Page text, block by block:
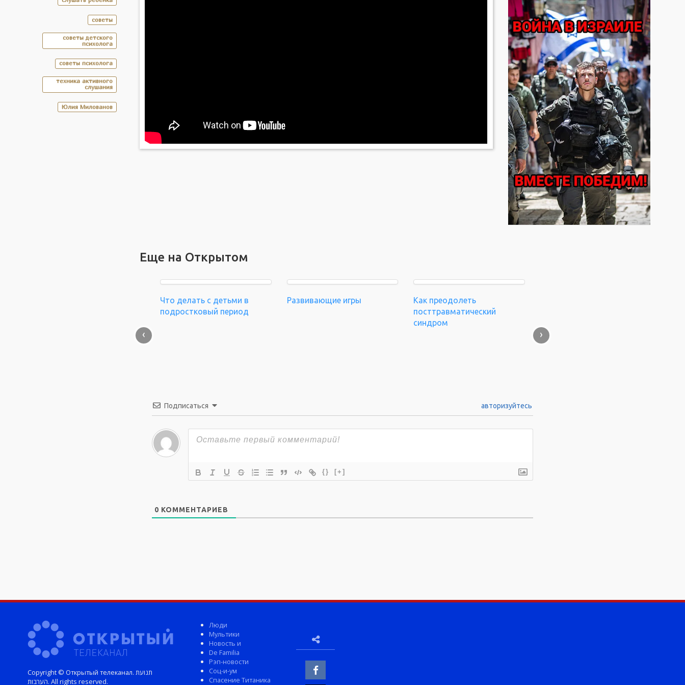
советы
советы детского
психолога
советы психолога
техника активного
слушания
Юлия Милованов
Еще на Открытом
Что делать с детьми в
подростковый период
Развивающие игры
Как преодолеть
посттравматический
синдром
‹ ›
Подписаться авторизуйтесь
{} [+]
0 КОММЕНТАРИЕВ
Copyright © Открытый телеканал. תנועת
הערבות. All rights reserved.
Люди
Мультики
Новость и
De Familia
Рэп-новости
Соц-и-ум
Спасение Титаника